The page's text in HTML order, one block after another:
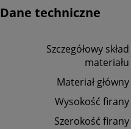
Dane techniczne
Szczegółowy skład
materiału
Materiał główny
Wysokość firany
Szerokość firany